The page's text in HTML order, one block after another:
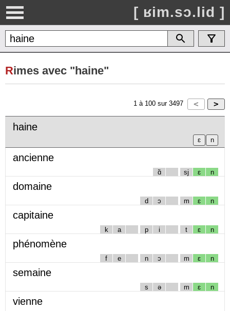
[ ʁim.sɔ.lid ]
Rimes avec "haine"
1 à 100 sur 3497
haine
ancienne
ɑ̃ sj ɛ n
domaine
d ɔ m ɛ n
capitaine
k a p i t ɛ n
phénomène
f e n ɔ m ɛ n
semaine
s ə m ɛ n
vienne